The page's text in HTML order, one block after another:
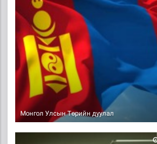
Монгол Улсын Төрийн дуулал